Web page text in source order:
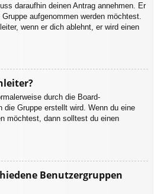
daraufhin deinen Antrag annehmen. Er
aufgenommen werden möchtest.
wenn er dich ablehnt, er wird einen
durch die Board-
Gruppe erstellt wird. Wenn du eine
möchtest, dann solltest du einen
Benutzergruppen